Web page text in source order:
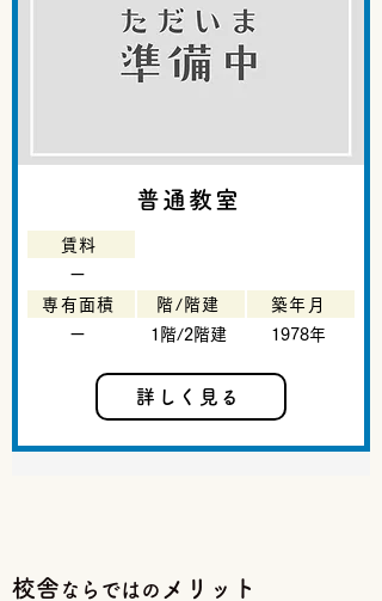
普通教室
築年月
ー
1階/2階建
ー
1978年
詳しく見る
階/階建
専有面積
賃料
校舎 ならではの メリット